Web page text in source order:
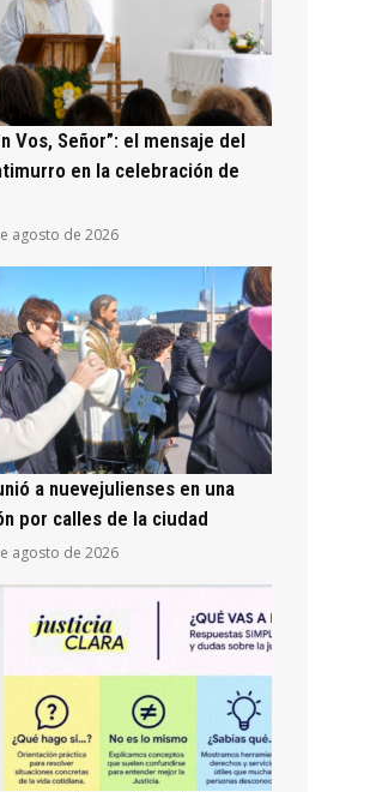
Vos, Señor”: el mensaje del
en la celebración de
agosto de 2026
a nuevejulienses en una
por calles de la ciudad
agosto de 2026